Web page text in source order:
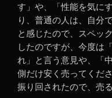
す」や、「性能を気に
り、普通の人は、自分
と感じたので、スペッ
したのですが、今度は
れ」と言う意見や、「
側だけ安く売ってくだ
振り回されたので、売